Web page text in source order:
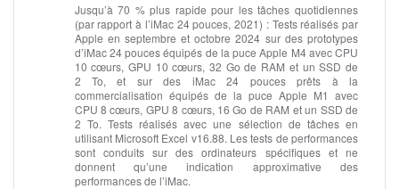
Jusqu’à 70 % plus rapide pour les tâches quotidiennes
(par rapport à l’iMac 24 pouces, 2021) :Tests réalisés par
Apple en septembre et octobre 2024 sur des prototypes
d’iMac 24 pouces équipés de la puce Apple M4 avec CPU
10 cœurs, GPU 10 cœurs, 32 Go de RAM et un SSD de
2 To, et sur des iMac 24 pouces prêts à la
commercialisation équipés de la puce Apple M1 avec
CPU 8 cœurs, GPU 8 cœurs, 16 Go de RAM et un SSD de
2 To. Tests réalisés avec une sélection de tâches en
utilisant Microsoft Excel v16.88. Les tests de performances
sont conduits sur des ordinateurs spécifiques et ne
donnent qu’une indication approximative des
performances de l’iMac.